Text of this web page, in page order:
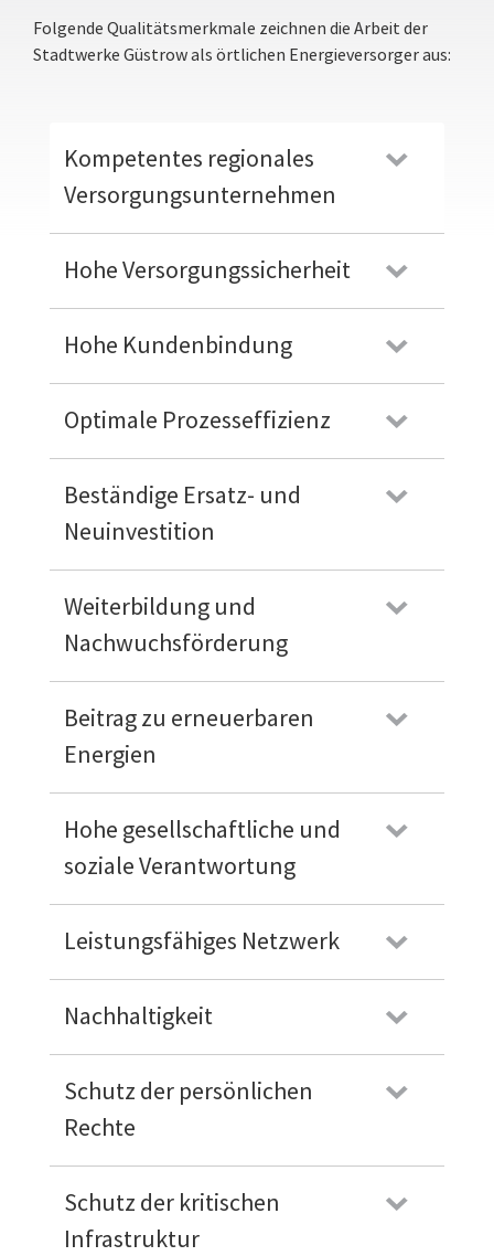
Folgende Qualitätsmerkmale zeichnen die Arbeit der
Stadtwerke Güstrow als örtlichen Energieversorger aus:
Kompetentes regionales
Versorgungsunternehmen
Hohe Versorgungssicherheit
Hohe Kundenbindung
Optimale Prozesseffizienz
Beständige Ersatz- und
Neuinvestition
Weiterbildung und
Nachwuchsförderung
Beitrag zu erneuerbaren
Energien
Hohe gesellschaftliche und
soziale Verantwortung
Leistungsfähiges Netzwerk
Nachhaltigkeit
Schutz der persönlichen
Rechte
Schutz der kritischen
Infrastruktur